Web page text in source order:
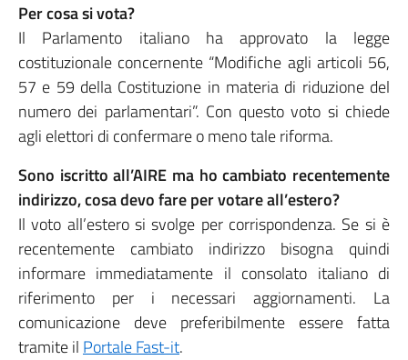
Per cosa si vota?
Il Parlamento italiano ha approvato la legge
costituzionale concernente “Modifiche agli articoli 56,
57 e 59 della Costituzione in materia di riduzione del
numero dei parlamentari”. Con questo voto si chiede
agli elettori di confermare o meno tale riforma.
Sono iscritto all’AIRE ma ho cambiato recentemente
indirizzo, cosa devo fare per votare all’estero?
Il voto all’estero si svolge per corrispondenza. Se si è
recentemente cambiato indirizzo bisogna quindi
informare immediatamente il consolato italiano di
riferimento per i necessari aggiornamenti. La
comunicazione deve preferibilmente essere fatta
tramite il Portale Fast-it.